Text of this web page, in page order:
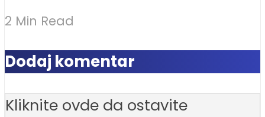
2 Min Read
Dodaj komentar
Kliknite ovde da ostavite